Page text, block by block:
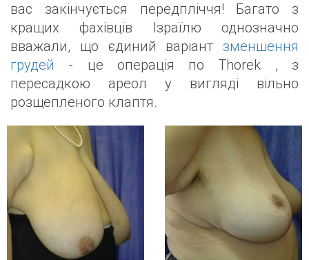
вас закінчується передпліччя! Багато з
кращих фахівців Ізраїлю однозначно
вважали, що єдиний варіант зменшення
грудей - це операція по Thorek , з
пересадкою ареол у вигляді вільно
розщепленого клаптя.